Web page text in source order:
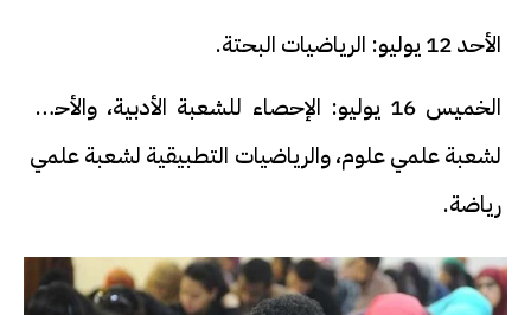
الأحد 12 يوليو: الرياضيات البحتة.
الخميس 16 يوليو: الإحصاء للشعبة الأدبية، والأحياء
لشعبة علمي علوم، والرياضيات التطبيقية لشعبة علمي
رياضة.